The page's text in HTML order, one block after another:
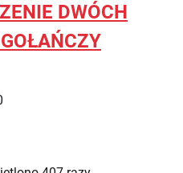
DWÓCH